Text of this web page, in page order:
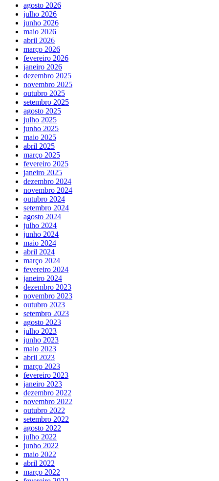
agosto 2026
julho 2026
junho 2026
maio 2026
abril 2026
março 2026
fevereiro 2026
janeiro 2026
dezembro 2025
novembro 2025
outubro 2025
setembro 2025
agosto 2025
julho 2025
junho 2025
maio 2025
abril 2025
março 2025
fevereiro 2025
janeiro 2025
dezembro 2024
novembro 2024
outubro 2024
setembro 2024
agosto 2024
julho 2024
junho 2024
maio 2024
abril 2024
março 2024
fevereiro 2024
janeiro 2024
dezembro 2023
novembro 2023
outubro 2023
setembro 2023
agosto 2023
julho 2023
junho 2023
maio 2023
abril 2023
março 2023
fevereiro 2023
janeiro 2023
dezembro 2022
novembro 2022
outubro 2022
setembro 2022
agosto 2022
julho 2022
junho 2022
maio 2022
abril 2022
março 2022